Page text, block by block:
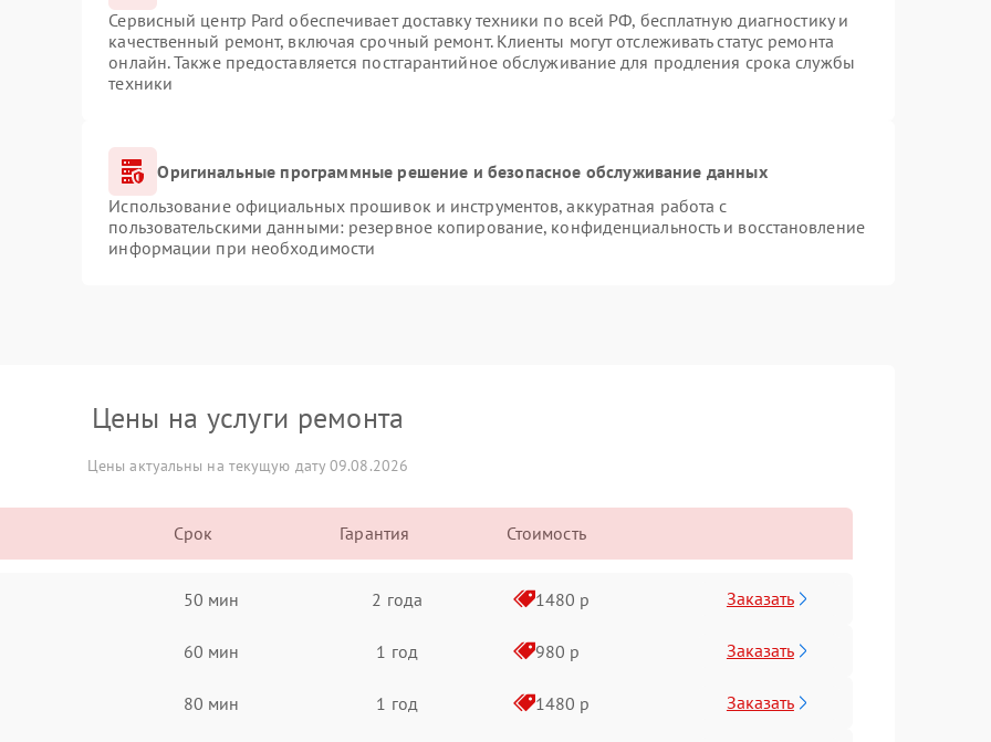
Сервисный центр Pard обеспечивает доставку техники по всей РФ, бесплатную диагностику и
качественный ремонт, включая срочный ремонт. Клиенты могут отслеживать статус ремонта
онлайн. Также предоставляется постгарантийное обслуживание для продления срока службы
техники
Оригинальные программные решение и безопасное обслуживание данных
Использование официальных прошивок и инструментов, аккуратная работа с
пользовательскими данными: резервное копирование, конфиденциальность и восстановление
информации при необходимости
Цены на услуги ремонта
Цены актуальны на текущую дату 09.08.2026
Срок Гарантия Стоимость
50 мин 2 года 1480 р Заказать
60 мин 1 год 980 р Заказать
80 мин 1 год 1480 р Заказать